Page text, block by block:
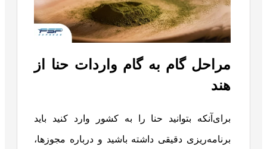
مراحل گام به گام واردات حنا از
هند
برای‌آنکه بتوانید حنا را به کشور وارد کنید باید
برنامه‌ریزی دقیقی داشته باشید و درباره مجوزها،